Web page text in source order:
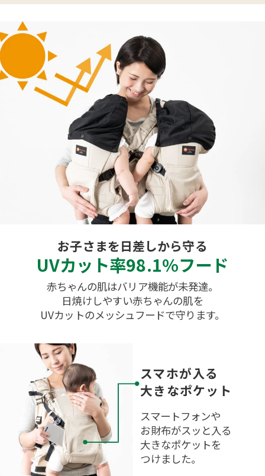
お子さまを日差しから守る
UVカット率98.1%フード
赤ちゃんの肌はバリア機能が未発達。
日焼けしやすい赤ちゃんの肌を
UVカットのメッシュフードで守ります。
スマホが入る
大きなポケット
スマートフォンや
お財布がスッと入る
大きなポケットを
つけました。